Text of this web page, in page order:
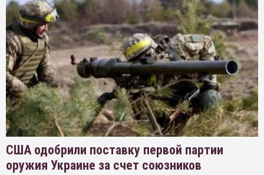
США одобрили поставку первой партии
оружия Украине за счет союзников